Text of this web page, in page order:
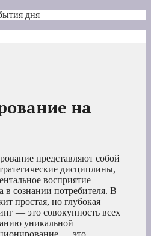
дня
на
представляют собой
дисциплины,
восприятие
в сознании потребителя. В
простая, но глубокая
— это совокупность всех
уникальной